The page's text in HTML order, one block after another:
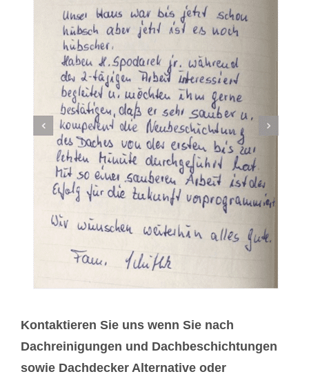
Kontaktieren Sie uns wenn Sie nach
Dachreinigungen und Dachbeschichtungen
sowie Dachdecker Alternative oder